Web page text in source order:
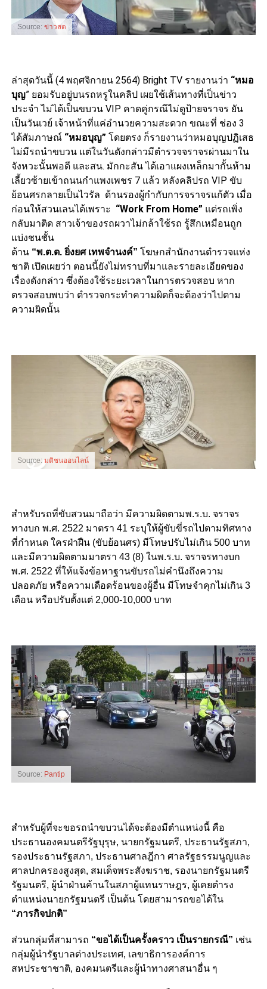
Source: ข่าวสด
ล่าสุดวันนี้ (4 พฤศจิกายน 2564) Bright TV รายงานว่า “หมอ
บุญ” ยอมรับอยู่บนรถหรูในคลิป เผยใช้เส้นทางที่เป็นข่าว
ประจำ ไม่ได้เป็นขบวน VIP คาดคู่กรณีไม่ดูป้ายจราจร ยัน
เป็นวันเวย์ เจ้าหน้าที่แค่อำนวยความสะดวก ขณะที่ ช่อง 3
ได้สัมภาษณ์“หมอบุญ” โดยตรง ก็รายงานว่าหมอบุญปฏิเสธ
ไม่มีรถนำขบวน แต่ในวันดังกล่าวมีตำรวจจราจรผ่านมาใน
จังหวะนั้นพอดี และสน. มักกะสัน ได้เอาแผงเหล็กมากั้นห้าม
เลี้ยวซ้ายเข้าถนนกำแพงเพชร 7 แล้ว หลังคลิปรถ VIP ขับ
ย้อนศรกลายเป็นไวรัล ด้านรองผู้กำกับการจราจรแก้ตัว เมื่อ
ก่อนให้สวนเลนได้เพราะ “Work From Home” แต่รถเพิ่ง
กลับมาติด สาวเจ้าของรถผวาไม่กล้าใช้รถ รู้สึกเหมือนถูก
แบ่งชนชั้น
ด้าน “พ.ต.ต. ยิ่งยศ เทพจำนงค์” โฆษกสำนักงานตำรวจแห่ง
ชาติ เปิดเผยว่า ตอนนี้ยังไม่ทราบที่มาและรายละเอียดของ
เรื่องดังกล่าว ซึ่งต้องใช้ระยะเวลาในการตรวจสอบ หาก
ตรวจสอบพบว่า ตำรวจกระทำความผิดก็จะต้องว่าไปตาม
ความผิดนั้น
Source: มติชนออนไลน์
สำหรับรถที่ขับสวนมาถือว่า มีความผิดตามพ.ร.บ. จราจร
ทางบก พ.ศ. 2522 มาตรา 41 ระบุให้ผู้ขับขี่รถไปตามทิศทาง
ที่กำหนด ใครฝ่าฝืน (ขับย้อนศร) มีโทษปรับไม่เกิน 500 บาท
และมีความผิดตามมาตรา 43 (8) ในพ.ร.บ. จราจรทางบก
พ.ศ. 2522 ที่ให้แจ้งข้อหาฐานขับรถไม่คำนึงถึงความ
ปลอดภัย หรือความเดือดร้อนของผู้อื่น มีโทษจำคุกไม่เกิน 3
เดือน หรือปรับตั้งแต่ 2,000-10,000 บาท
Source: Pantip
สำหรับผู้ที่จะขอรถนำขบวนได้จะต้องมีตำแหน่งนี้ คือ
ประธานองคมนตรีรัฐบุรุษ, นายกรัฐมนตรี, ประธานรัฐสภา,
รองประธานรัฐสภา, ประธานศาลฎีกา ศาลรัฐธรรมนูญและ
ศาลปกครองสูงสุด, สมเด็จพระสังฆราช, รองนายกรัฐมนตรี
รัฐมนตรี, ผู้นำฝ่านค้านในสภาผู้แทนราษฎร, ผู้เคยตำรง
ตำแหน่งนายกรัฐมนตรี เป็นต้น โดยสามารถขอได้ใน
“ภารกิจปกติ”
ส่วนกลุ่มที่สามารถ “ขอได้เป็นครั้งคราว เป็นรายกรณี” เช่น
กลุ่มผู้นำรัฐบาลต่างประเทศ, เลขาธิการองค์การ
สหประชาชาติ, องคมนตรีและผู้นำทางศาสนาอื่น ๆ